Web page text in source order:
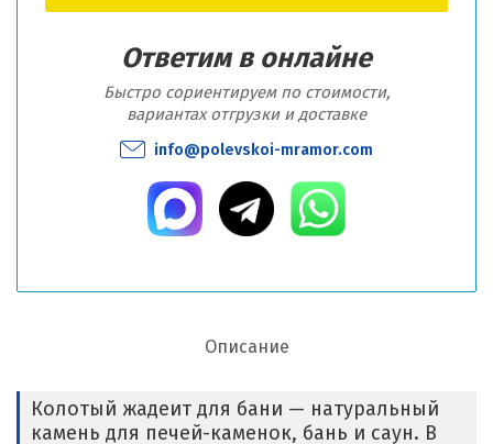
Ответим в онлайне
Быстро сориентируем по стоимости,
вариантах отгрузки и доставке
info@polevskoi-mramor.com
Описание
Колотый жадеит для бани — натуральный
камень для печей-каменок, бань и саун. В